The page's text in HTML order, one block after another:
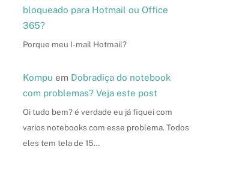
bloqueado para Hotmail ou Office
365?
Porque meu I-mail Hotmail?
Kompu em Dobradiça do notebook
com problemas? Veja este post
Oi tudo bem? é verdade eu já fiquei com
varios notebooks com esse problema. Todos
eles tem tela de 15…